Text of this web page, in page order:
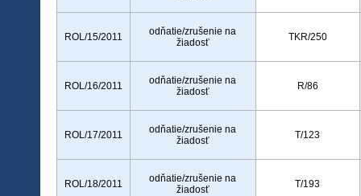
ROL/15/2011
odňatie/zrušenie na
žiadosť
TKR/250
ROL/16/2011
odňatie/zrušenie na
žiadosť
R/86
ROL/17/2011
odňatie/zrušenie na
žiadosť
T/123
ROL/18/2011
odňatie/zrušenie na
žiadosť
T/193